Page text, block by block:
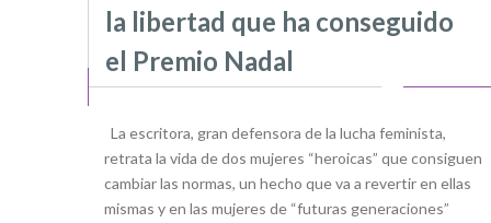
la libertad que ha conseguido
el Premio Nadal
La escritora, gran defensora de la lucha feminista,
retrata la vida de dos mujeres “heroicas” que consiguen
cambiar las normas, un hecho que va a revertir en ellas
mismas y en las mujeres de “futuras generaciones”